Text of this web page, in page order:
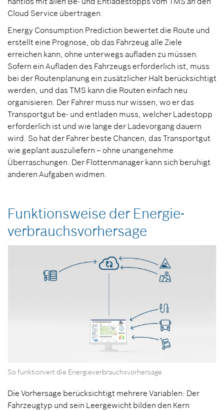
Cloud Service übertragen.
Energy Consumption Prediction bewertet die Route und
erstellt eine Prognose, ob das Fahrzeug alle Ziele
erreichen kann, ohne unterwegs aufladen zu müssen.
Sofern ein Aufladen des Fahrzeugs erforderlich ist, muss
bei der Routenplanung ein zusätzlicher Halt berücksichtigt
werden, und das TMS kann die Routen einfach neu
organisieren. Der Fahrer muss nur wissen, wo er das
Transportgut be- und entladen muss, welcher Ladestopp
erforderlich ist und wie lange der Ladevorgang dauern
wird. So hat der Fahrer beste Chancen, das Transportgut
wie geplant auszuliefern – ohne unangenehme
Überraschungen. Der Flottenmanager kann sich beruhigt
anderen Aufgaben widmen.
Funktionsweise der Energie­
verbrauchs­vorhersage
So funktioniert die Energieverbrauchsvorhersage
Die Vorhersage berücksichtigt mehrere Variablen: Der
Fahrzeugtyp und sein Leergewicht bilden den Kern